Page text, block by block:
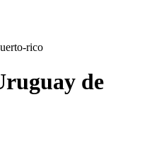
rico
de